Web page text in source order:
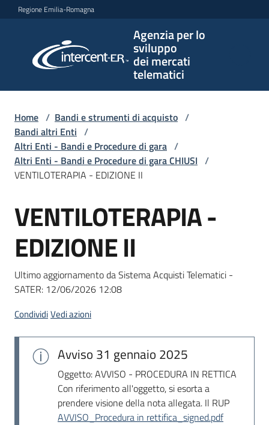
Vai al contenuto
Vai alla navigazione
Vai al footer
Regione Emilia-Romagna
Agenzia per lo
sviluppo
dei mercati
telematici
per lo
sviluppo
telematici
L'Agenzia
Bandi
strumenti
acquisto
Piattaforme
telematiche
Home / Bandi e strumenti di acquisto /
Bandi altri Enti /
Altri Enti - Bandi e Procedure di gara /
Altri Enti - Bandi e Procedure di gara CHIUSI /
VENTILOTERAPIA - EDIZIONE II
Salta al contenuto
VENTILOTERAPIA -
EDIZIONE II
Ultimo aggiornamento da Sistema Acquisti Telematici -
SATER: 12/06/2026 12:08
CondividiVedi azioni
Avviso 31 gennaio 2025
Oggetto: AVVISO - PROCEDURA IN RETTICA
Con riferimento all'oggetto, si esorta a
prendere visione della nota allegata. Il RUP
AVVISO_Procedura in rettifica_signed.pdf